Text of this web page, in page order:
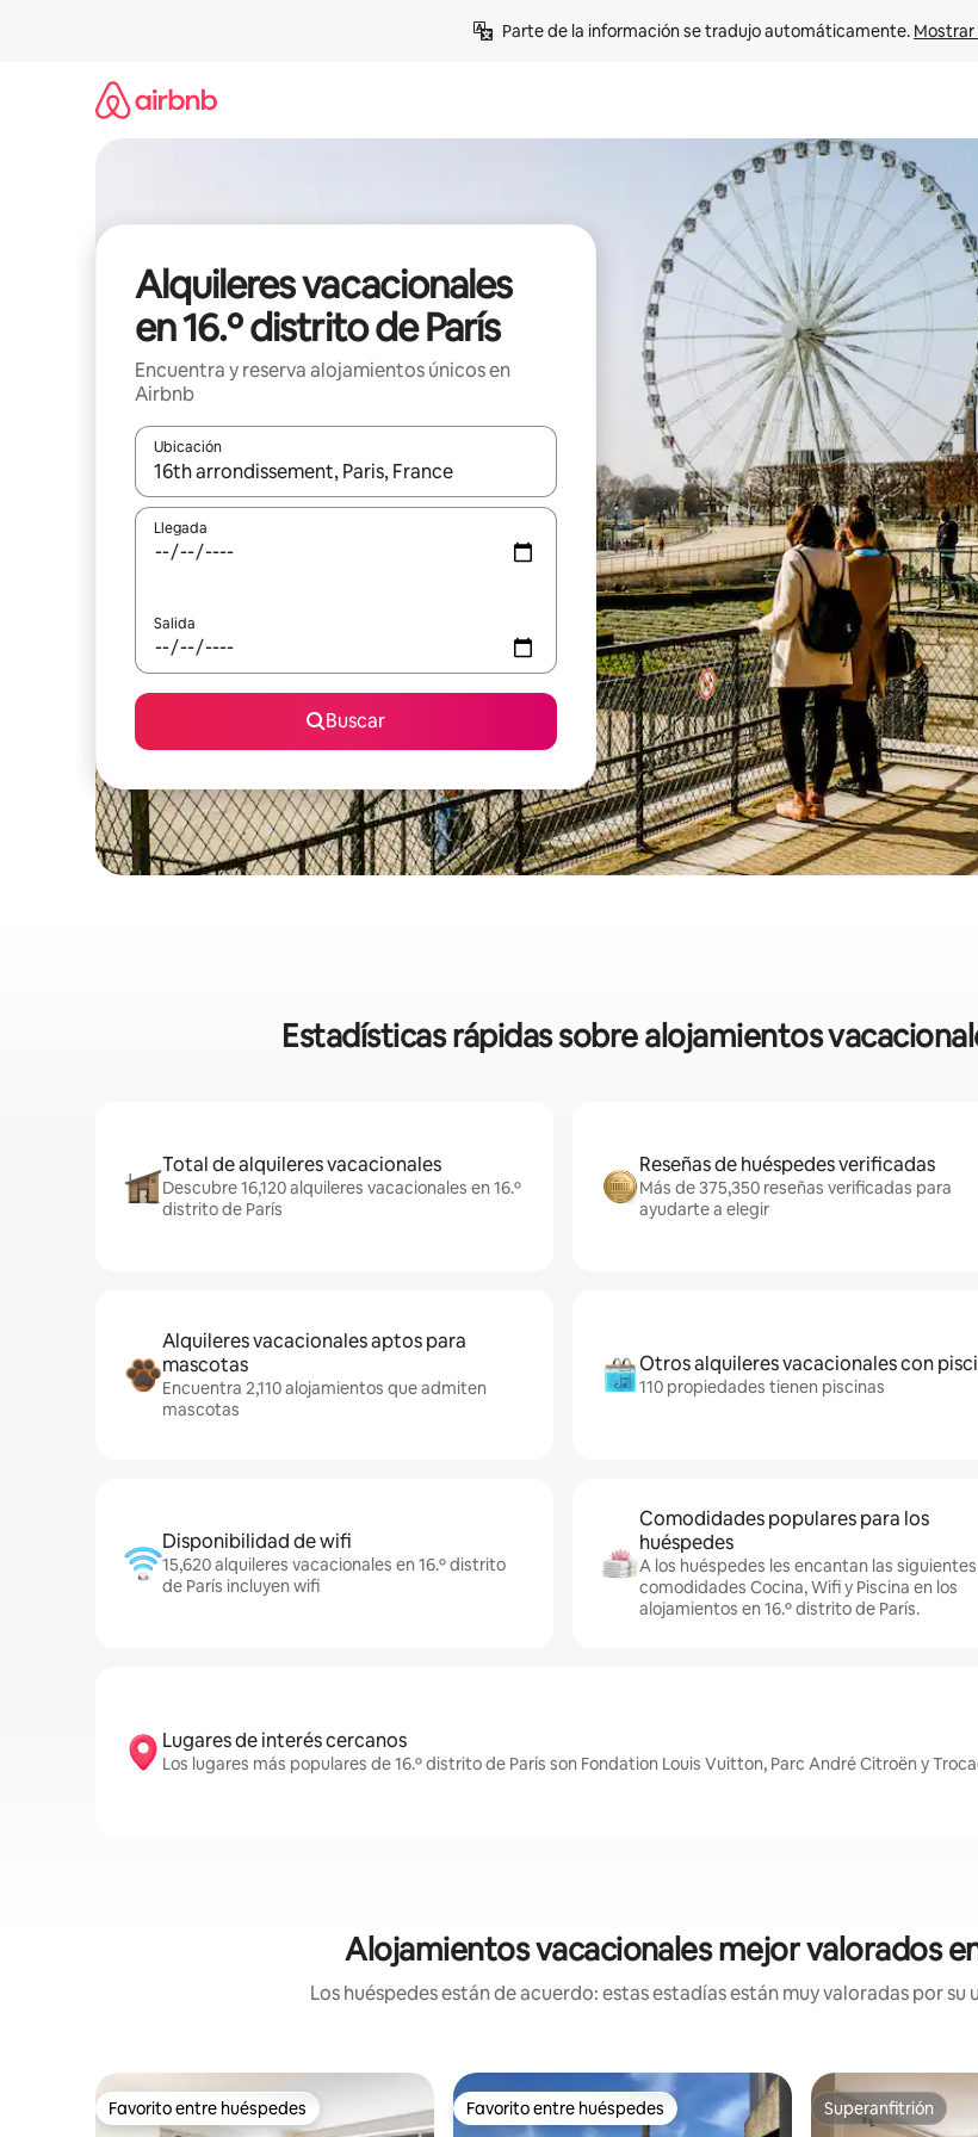
Parte de la información se tradujo automáticamente. Mostrar
Alquileres vacacionales
en 16.º distrito de París
Encuentra y reserva alojamientos únicos en
Airbnb
Ubicación
Cuando los resultados estén disponibles, navega con las teclas de flecha hacia arriba y hacia abajo o
Llegada
Salida
Buscar
Estadísticas rápidas sobre alojamientos
Total de alquileres vacacionales
Descubre 16,120 alquileres vacacionales en 16.º
distrito de París
Reseñas de huéspedes verificadas
Más de 375,350 reseñas verificadas para
ayudarte a elegir
Alquileres vacacionales aptos para
mascotas
Encuentra 2,110 alojamientos que admiten
mascotas
Otros alquileres vacacionales con
110 propiedades tienen piscinas
Disponibilidad de wifi
15,620 alquileres vacacionales en 16.º distrito
de París incluyen wifi
Comodidades populares para los
huéspedes
A los huéspedes les encantan las siguientes
comodidades Cocina, Wifi y Piscina en los
alojamientos en 16.º distrito de París.
Lugares de interés cercanos
Los lugares más populares de 16.º distrito de París son Fondation Louis Vuitton, Parc André Citroën y
Alojamientos vacacionales mejor valorados
Los huéspedes están de acuerdo: estas estadías están muy valoradas por
Favorito entre huéspedes
Favorito entre huéspedes Favorito entre huéspedes
Favorito entre huéspedes Superanfitrión
Superanfitrión